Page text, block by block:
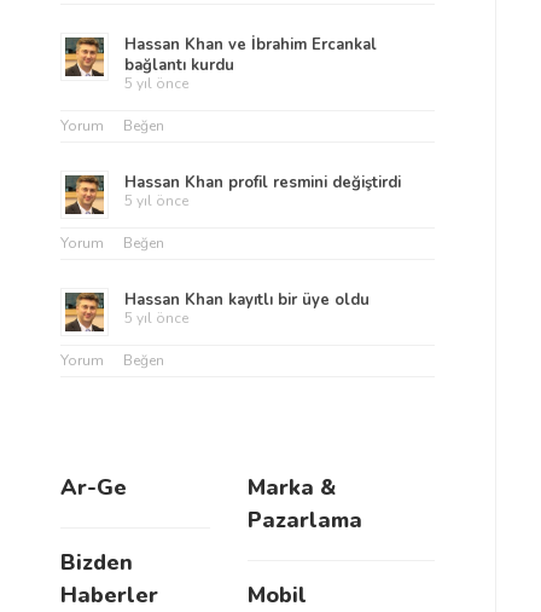
Hassan Khan ve İbrahim Ercankal
bağlantı kurdu
5 yıl önce
Yorum Beğen
Hassan Khan profil resmini değiştirdi
5 yıl önce
Yorum Beğen
Hassan Khan kayıtlı bir üye oldu
5 yıl önce
Yorum Beğen
Ar-Ge
Bizden
Haberler
Marka &
Pazarlama
Mobil